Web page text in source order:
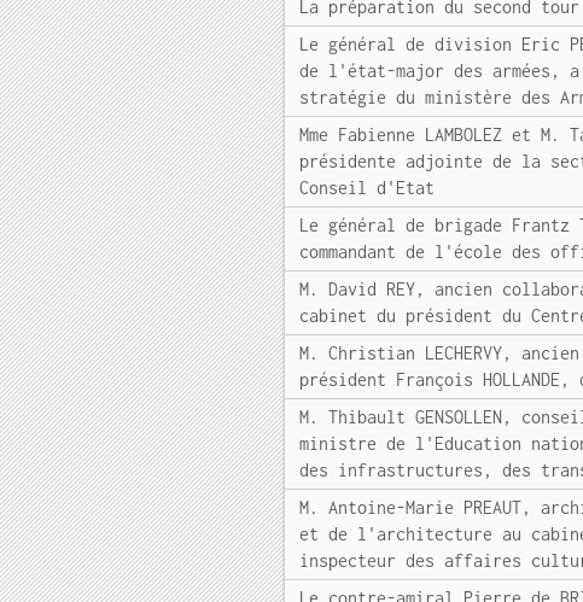
La préparation du second
Le général de division Eric
de l'état-major des armées,
stratégie du ministère des
Mme Fabienne LAMBOLEZ et
présidente adjointe de la
Conseil d'Etat
Le général de brigade Frantz
commandant de l'école des
M. David REY, ancien
cabinet du président du
M. Christian LECHERVY,
président François
M. Thibault GENSOLLEN,
ministre de l'Education
des infrastructures, des
M. Antoine-Marie PREAUT,
et de l'architecture au cabinet
inspecteur des affaires
Le contre-amiral Pierre de